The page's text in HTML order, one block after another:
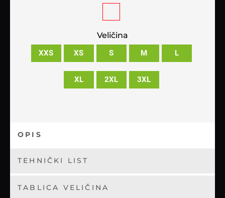
Veličina
XXS XS S M L
XL 2XL 3XL
OPIS
TEHNIČKI LIST
TABLICA VELIČINA